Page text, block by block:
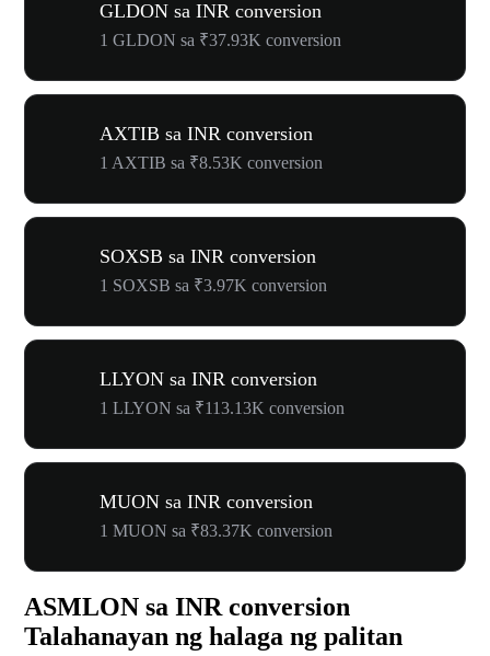
GLDON sa INR conversion
1 GLDON sa ₹37.93K conversion
AXTIB sa INR conversion
1 AXTIB sa ₹8.53K conversion
SOXSB sa INR conversion
1 SOXSB sa ₹3.97K conversion
LLYON sa INR conversion
1 LLYON sa ₹113.13K conversion
MUON sa INR conversion
1 MUON sa ₹83.37K conversion
ASMLON sa INR conversion
Talahanayan ng halaga ng palitan